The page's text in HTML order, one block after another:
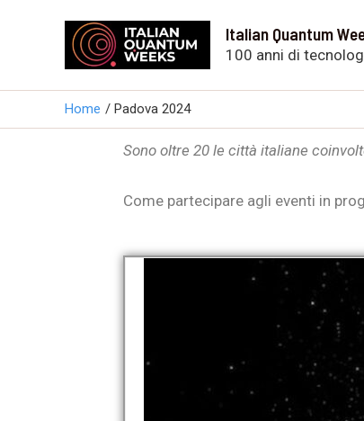
Italian Quantum
100 anni di
Home Padova 2024
Sono oltre 20 le città italiane
Come partecipare agli eventi in